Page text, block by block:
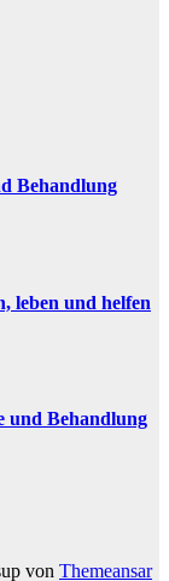
Behandlung
leben und helfen
und Behandlung
von Themeansar